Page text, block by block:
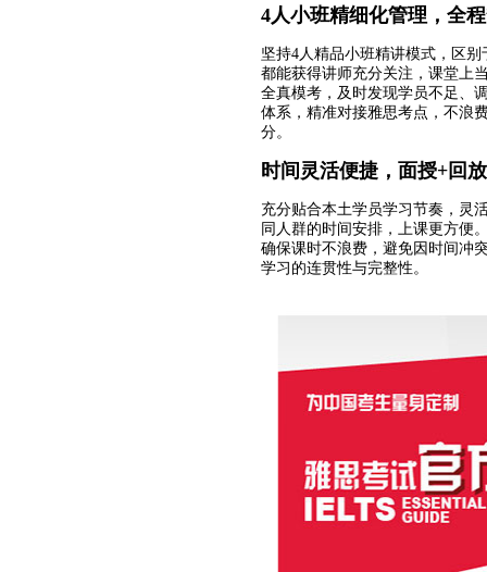
4人小班精细化管理，全
坚持4人精品小班精讲模式，区
都能获得讲师充分关注，课堂上
全真模考，及时发现学员不足、
体系，精准对接雅思考点，不浪
分。
时间灵活便捷，面授+回
充分贴合本土学员学习节奏，灵
同人群的时间安排，上课更方便
确保课时不浪费，避免因时间冲
学习的连贯性与完整性。